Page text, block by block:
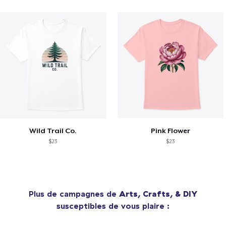
Wild Trail Co.
$23
Pink Flower
$23
Plus de campagnes de Arts, Crafts, & DIY
susceptibles de vous plaire :